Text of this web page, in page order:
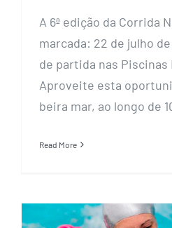
A 6ª edição da Corrida
marcada: 22 de julho
de partida nas Piscinas
Aproveite esta
beira mar, ao longo de
Read More